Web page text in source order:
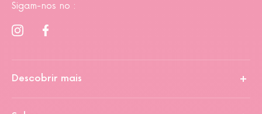
Sigam-nos no :
Descobrir mais